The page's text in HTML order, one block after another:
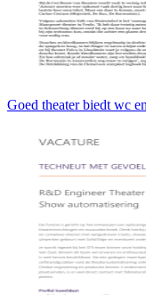
Goed theater biedt wc